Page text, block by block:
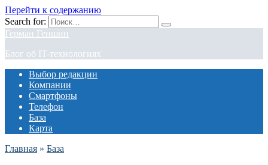
Перейти к содержанию
Search for:
Герман Геншин
Блог об IT-технологиях
Выбор редакции
Компании
Смартфоны
Телефон
База
Карта
Главная » База